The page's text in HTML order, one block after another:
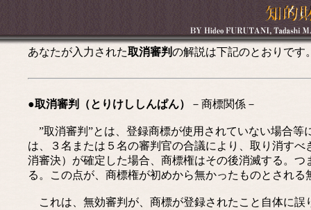
あなたが入力された取消審判の解説は下記のとおりです
●取消審判（とりけししんぱん） －商標関係－
”取消審判”とは、登録商標が使用されていない場合
は、３名または５名の審判官の合議により、取り消す
消審決）が確定した場合、商標権はその後消滅する。
る。この点が、商標権が初めから無かったものとされる
これは、無効審判が、商標が登録されたこと自体に誤